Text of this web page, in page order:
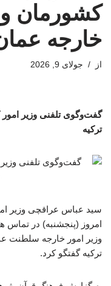
کشورمان و
خارجه
از جولای 9, 2026
گفت‌وگوی تلفنی وزیر
ترکیه
سید عباس عراقچی وزیر
امروز (پنجشنبه) در تماس
وزیر امور خارجه سلطنت
ترکیه گفتگو کرد.